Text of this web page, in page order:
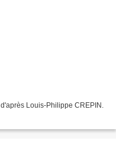
Louis-Philippe CREPIN.